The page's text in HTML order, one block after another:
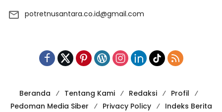
potretnusantara.co.id@gmail.com
Beranda Tentang Kami Redaksi
Profil
Pedoman Media Siber
Privacy Policy
Indeks Berita